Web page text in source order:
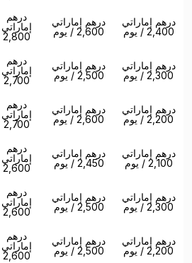
درهم
إماراتي
2,800
درهم إماراتي
2,600 / يوم
درهم إماراتي
2,400 / يوم
درهم
إماراتي
2,700
درهم إماراتي
2,500 / يوم
درهم إماراتي
2,300 / يوم
درهم
إماراتي
2,700
درهم إماراتي
2,600 / يوم
درهم إماراتي
2,200 / يوم
درهم
إماراتي
2,600
درهم إماراتي
2,450 / يوم
درهم إماراتي
2,100 / يوم
درهم
إماراتي
2,600
درهم إماراتي
2,500 / يوم
درهم إماراتي
2,300 / يوم
درهم
إماراتي
2,600
درهم إماراتي
2,500 / يوم
درهم إماراتي
2,200 / يوم